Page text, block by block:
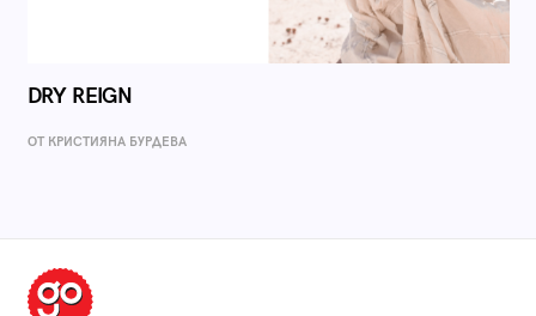
DRY REIGN
ОТ КРИСТИЯНА БУРДЕВА